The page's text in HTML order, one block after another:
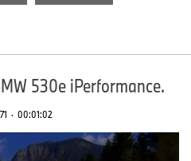
530e iPerformance.
· 00:01:02